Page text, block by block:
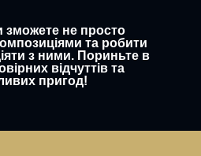
зможете не просто
та робити
з ними. Пориньте в
відчуттів та
пригод!